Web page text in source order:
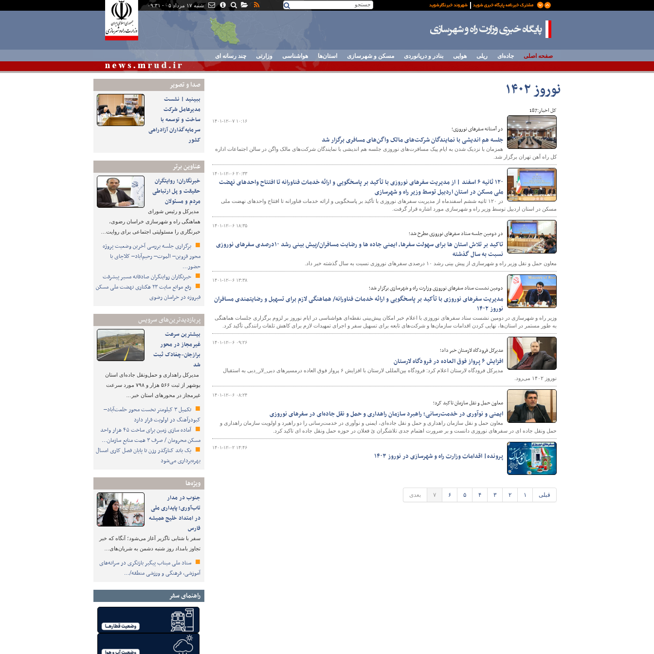
شنبه ۱۷ مرداد ۰۵ - ۰۹:۳۱
پایگاه خبری وزارت راه و
صفحه اصلی جاده‌ای ریلی هوایی بنادر و دریانوردی مسکن و شهرسازی استان‌ها هواشناسی وزارتی چند رسانه ای
صدا و تصوير
ببینید | نشست
مدیرعامل شرکت
ساخت و توسعه با
سرمایه‌گذاران آزادراهی
کشور
عناوین برتر
خبرنگاران؛ روایتگران
حقیقت و پل ارتباطی
مردم و مسئولان
مدیرکل و رئیس شورای
هماهنگی راه و شهرسازی خراسان رضوی،
خبرنگاری را مسئولیتی اجتماعی برای روایت…
برگزاری جلسه بررسی آخرین وضعیت پروژه
محور قزوین– الموت– رحیم‌آباد– کلاچای با
حضور…
خبرنگاران روایتگران صادقانه مسیر پیشرفت
رفع موانع سایت ۲۳ هکتاری نهضت ملی مسکن
فیروزه در خراسان رضوی
پربازدیدترین‌های سرویس
بیشترین سرعت
غیرمجاز در محور
برازجان-چغادک ثبت
شد
مدیرکل راهداری و حمل‌ونقل جاده‌ای استان
بوشهر از ثبت ۵۶۶ هزار و ۷۹۸ مورد سرعت
غیرمجاز در محورهای استان خبر…
تکمیل ۳ کیلومتر نخست محور خلعت‌آباد–
کبودرآهنگ در اولویت قرار دارد
آماده سازی زمین برای ساخت ۴۵ هزار واحد
مسکن محرومان / صرف ۳ همت منابع سازمان…
یک باند کنارگذر رزن تا پایان فصل کاری امسال
بهره‌برداری می‌شود
ویژه‌ها
جنوب در مدار
تاب‌آوری؛ پایداری ملی
در امتداد خلیج همیشه
فارس
سفر با شتابی ناگزیر آغاز می‌شود؛ آنگاه که خبر
تجاوز بامداد روز شنبه دشمن به شریان‌های…
ستاد ملی میناب پیگیر بازنگری در سرانه‌های
آموزشی، فرهنگی و ورزشی منطقه/…
راهنمای سفر
نوروز ۱۴۰۲
کل اخبار:187
۱۴۰۱-۱۲-۰۷ ۱۰:۱۶
در آستانه سفرهای نوروزی؛
جلسه هم اندیشی با نمایندگان شرکت‌های مالک واگن‌های مسافری برگزار شد
همزمان با نزدیک شدن به ایام پیک مسافرت‌های نوروزی جلسه هم اندیشی با نمایندگان شرکت‌های مالک واگن در سالن اجتماعات اداره
کل راه آهن تهران برگزار شد.
۱۴۰۱-۱۲-۰۶ ۲۰:۳۳
۱۲۰ ثانیه ۶ اسفند | از مدیریت سفرهای نوروزی با تأکید بر پاسخگویی و ارائه خدمات فناورانه تا افتتاح واحدهای نهضت
ملی مسکن در استان اردبیل توسط وزیر راه و شهرسازی
در ۱۲۰ ثانیه ششم اسفندماه از مدیریت سفرهای نوروزی با تأکید بر پاسخگویی و ارائه خدمات فناورانه تا افتتاح واحدهای نهضت ملی
مسکن در استان اردبیل توسط وزیر راه و شهرسازی مورد اشاره قرار گرفت.
۱۴۰۱-۱۲-۰۶ ۱۸:۳۵
در دومین جلسه ستاد سفرهای نوروزی مطرح شد؛‌
تاکید بر تلاش استان ها برای سهولت سفرها، ایمنی جاده ها و رضایت مسافران/پیش بینی رشد ۱۰درصدی سفرهای نوروزی
نسبت به سال گذشته
معاون حمل و نقل وزیر راه و شهرسازی از پیش بینی رشد ۱۰ درصدی سفرهای نوروزی نسبت به سال گذشته خبر داد.
۱۴۰۱-۱۲-۰۶ ۱۳:۳۸
دومین نشست ستاد سفرهای نوروزی وزارت راه و شهرسازی برگزار شد؛
مدیریت سفرهای نوروزی با تأکید بر پاسخگویی و ارائه خدمات فناورانه/ هماهنگی لازم برای تسهیل و رضایتمندی مسافران
نوروز ۱۴۰۲
وزیر راه و شهرسازی در دومین نشست ستاد سفرهای نوروزی با اعلام خبر امکان پیش‌بینی نقطه‌ای هواشناسی در ایام نوروز بر لزوم برگزاری جلسات هماهنگی
به طور مستمر در استان‌ها، نهایی کردن اقدامات سازمان‌ها و شرکت‌های تابعه برای تسهیل سفر و اجرای تمهیدات لازم برای کاهش تلفات رانندگی تأکید کرد.
۱۴۰۱-۱۲-۰۶ ۰۹:۲۶
مدیرکل فرودگاه لارستان خبر داد؛
افزایش ۶ پرواز فوق العاده در فرودگاه لارستان
مدیرکل فرودگاه لارستان اعلام کرد: فرودگاه بین‌المللی لارستان با افزایش ۶ پرواز فوق العاده درمسیرهای دبی_لار_دبی به استقبال
نوروز ۱۴۰۲ می‌رود.
۱۴۰۱-۱۲-۰۶ ۰۸:۲۴
معاون حمل و نقل سازمان تاکید کرد؛
ایمنی و نوآوری در خدمت‌رسانی؛ راهبرد سازمان راهداری و حمل و نقل جاده‌ای در سفرهای نوروزی
معاون حمل و نقل سازمان راهداری و حمل و نقل جاده‌ای، ایمنی و نوآوری در خدمت‌رسانی را دو راهبرد و اولویت سازمان راهداری و
حمل ونقل جاده ای در سفرهای نوروزی دانست و بر ضرورت اهتمام جدی تلاشگران ئ فعلان در حوزه حمل ونقل جاده ای تاکید کرد.
۱۴۰۱-۱۲-۰۲ ۱۴:۴۶
پرونده| اقدامات وزارت راه و شهرسازی در نوروز ۱۴۰۳
قبلی ۱ ۲ ۳ ۴ ۵ ۶ ۷ بعدی